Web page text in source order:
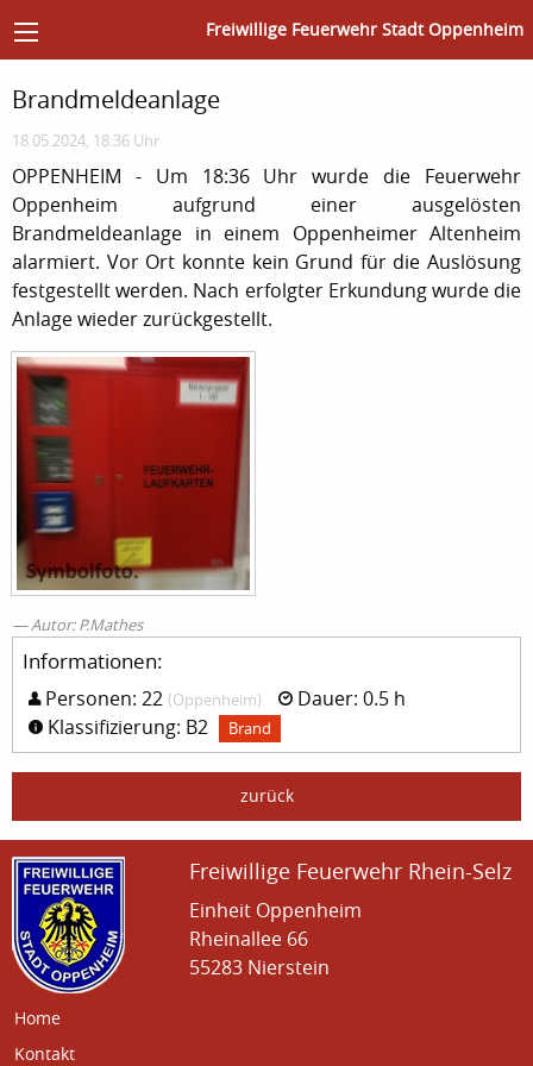
Freiwillige Feuerwehr Stadt Oppenheim
Brandmeldeanlage
18.05.2024, 18:36 Uhr
OPPENHEIM - Um 18:36 Uhr wurde die Feuerwehr
Oppenheim aufgrund einer ausgelösten
Brandmeldeanlage in einem Oppenheimer Altenheim
alarmiert. Vor Ort konnte kein Grund für die Auslösung
festgestellt werden. Nach erfolgter Erkundung wurde die
Anlage wieder zurückgestellt.
Autor: P.Mathes
Informationen:
Personen: 22 (Oppenheim)
Dauer: 0.5 h
Klassifizierung: B2
Brand
zurück
Freiwillige Feuerwehr Rhein-Selz
Einheit Oppenheim
Rheinallee 66
55283 Nierstein
Home
Kontakt